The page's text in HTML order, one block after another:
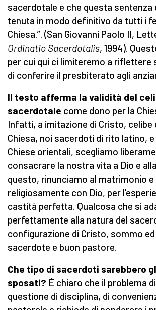
sacerdotale e che questa sentenza
tenuta in modo definitivo da tutti i
Chiesa.”. (San Giovanni Paolo II,
Ordinatio Sacerdotalis, 1994).
per cui qui ci limiteremo a riflettere
di conferire il presbiterato agli
Il testo afferma la validità del
sacerdotale come dono per la
Infatti, a imitazione di Cristo, celibe
Chiesa, noi sacerdoti di rito latino,
Chiese orientali, scegliamo
consacrare la nostra vita a Dio e
questo, rinunciamo al matrimonio
religiosamente con Dio, per
castità perfetta. Qualcosa che si
perfettamente alla natura del
configurazione di Cristo, sommo
sacerdote e buon pastore.
Che tipo di sacerdoti sarebbero
sposati? È chiaro che il problema
questione di disciplina, di